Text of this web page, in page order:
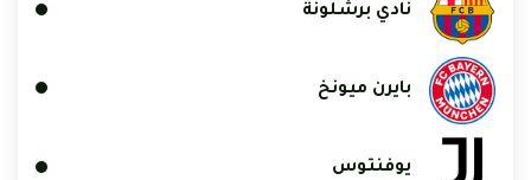
نادي برشلونة
بايرن ميونخ
يوفنتوس